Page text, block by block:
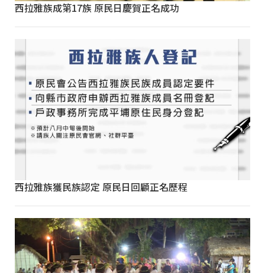
西拉雅族成第17族 原民日慶賀正名成功
西拉雅族獲民族認定 原民日回顧正名歷程